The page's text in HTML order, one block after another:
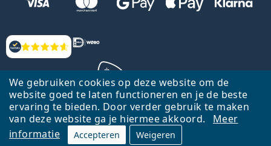
We gebruiken cookies op deze website om de
website goed te laten functioneren en je de beste
ervaring te bieden. Door verder gebruik te maken
van deze website ga je hiermee akkoord.
Meer
informatie
Accepteren Weigeren
Beoordelingen
Terug naar de homepagina
Ga omhoog
Lentiamo.nl is eigendom van en wordt beheerd door Lentiamo s.r.o.,